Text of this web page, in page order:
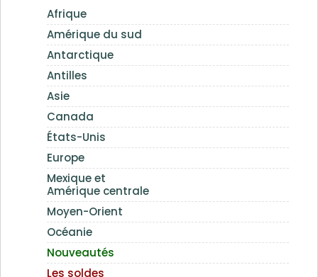
Afrique
Amérique du sud
Antarctique
Antilles
Asie
Canada
États-Unis
Europe
Mexique et
Amérique centrale
Moyen-Orient
Océanie
Nouveautés
Les soldes